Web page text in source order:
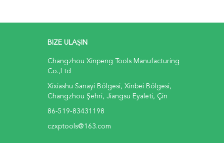
BIZE ULAŞIN
Changzhou Xinpeng Tools Manufacturing
Co.,Ltd
Xixiashu Sanayi Bölgesi, Xinbei Bölgesi,
Changzhou Şehri, Jiangsu Eyaleti, Çin
86-519-83431198
czxptools@163.com